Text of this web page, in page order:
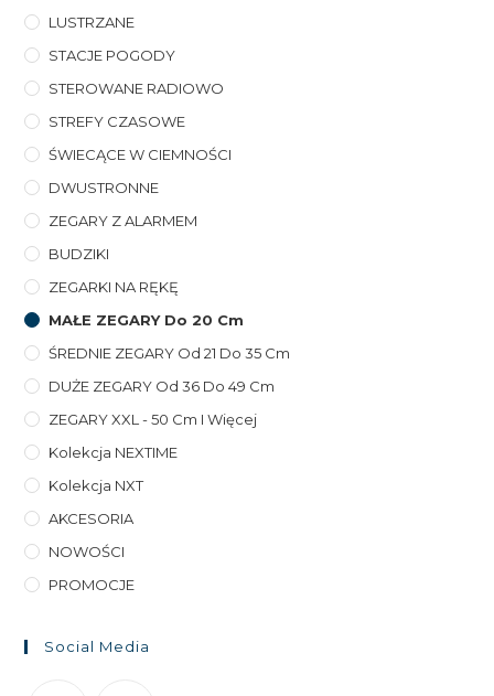
LUSTRZANE
STACJE POGODY
STEROWANE RADIOWO
STREFY CZASOWE
ŚWIECĄCE W CIEMNOŚCI
DWUSTRONNE
ZEGARY Z ALARMEM
BUDZIKI
ZEGARKI NA RĘKĘ
MAŁE ZEGARY Do 20 Cm
ŚREDNIE ZEGARY Od 21 Do 35 Cm
DUŻE ZEGARY Od 36 Do 49 Cm
ZEGARY XXL - 50 Cm I Więcej
Kolekcja NEXTIME
Kolekcja NXT
AKCESORIA
NOWOŚCI
PROMOCJE
Social Media